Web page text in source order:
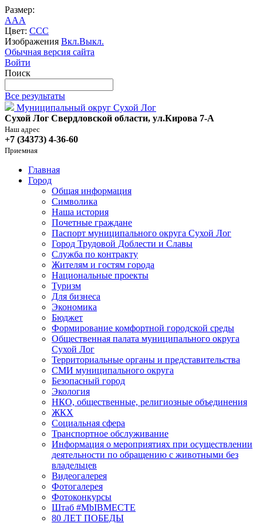
Размер:
AAA
Цвет: CCC
Изображения Вкл.Выкл.
Обычная версия сайта
Войти
Поиск
Все результаты
Муниципальный округ Сухой Лог
Сухой Лог Свердловской области, ул.Кирова 7-А
Наш адрес
+7 (34373) 4-36-60
Приемная
Главная
Город
Общая информация
Символика
Наша история
Почетные граждане
Паспорт муниципального округа Сухой Лог
Город Трудовой Доблести и Славы
Служба по контракту
Жителям и гостям города
Национальные проекты
Туризм
Для бизнеса
Экономика
Бюджет
Формирование комфортной городской среды
Общественная палата муниципального округа
Сухой Лог
Территориальные органы и представительства
СМИ муниципального округа
Безопасный город
Экология
НКО, общественные, религиозные объединения
ЖКХ
Социальная сфера
Транспортное обслуживание
Информация о мероприятиях при осуществлении
деятельности по обращению с животными без
владельцев
Видеогалерея
Фотогалерея
Фотоконкурсы
Штаб #MbIBMECTE
80 ЛЕТ ПОБЕДЫ